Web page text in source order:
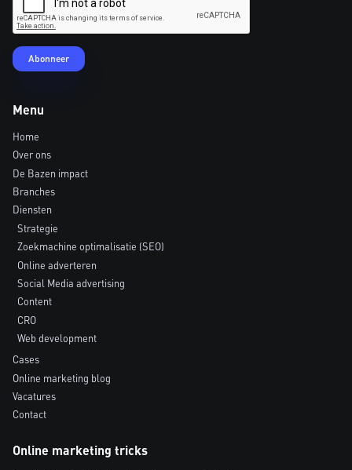
Menu
Home
Over ons
De Bazen impact
Branches
Diensten
Strategie
Zoekmachine optimalisatie (SEO)
Online adverteren
Social Media advertising
Content
CRO
Web development
Cases
Online marketing blog
Vacatures
Contact
Online marketing tricks